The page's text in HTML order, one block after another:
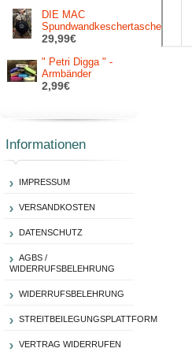
DIE MAC
Spundwandkeschertasche
29,99€
" Petri Digga " -
Armbänder
2,99€
Informationen
IMPRESSUM
VERSANDKOSTEN
DATENSCHUTZ
AGBS /
WIDERRUFSBELEHRUNG
WIDERRUFSBELEHRUNG
STREITBEILEGUNGSPLATTFORM
VERTRAG WIDERRUFEN